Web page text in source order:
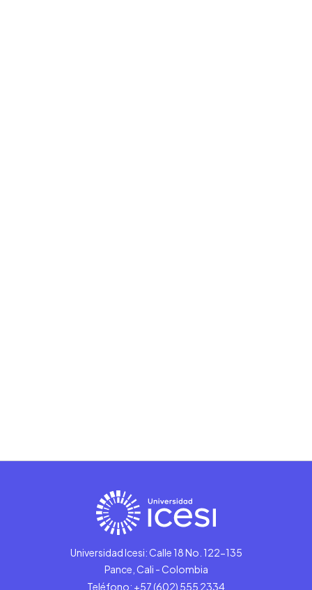
Universidad Icesi: Calle 18 No. 122-135
Pance, Cali - Colombia
Teléfono: +57 (602) 555 2334